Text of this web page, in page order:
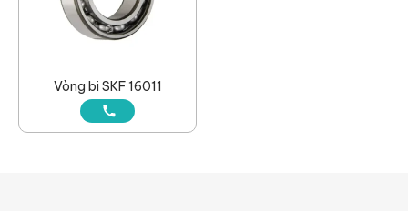
Vòng bi SKF 16011